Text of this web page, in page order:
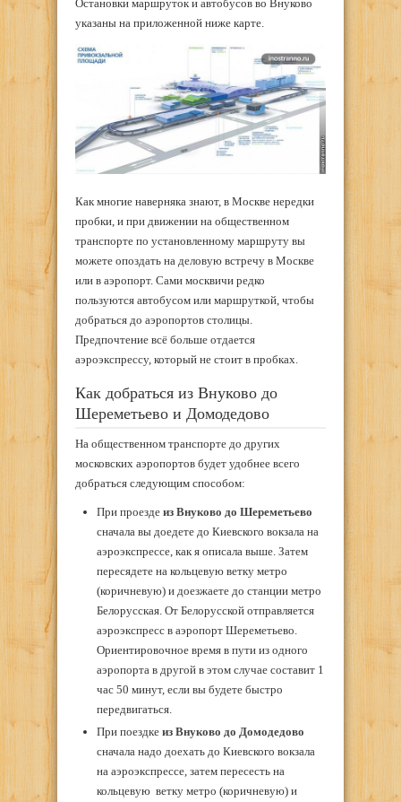
Остановки маршруток и автобусов во Внуково
указаны на приложенной ниже карте.
Как многие наверняка знают, в Москве нередки
пробки, и при движении на общественном
транспорте по установленному маршруту вы
можете опоздать на деловую встречу в Москве
или в аэропорт. Сами москвичи редко
пользуются автобусом или маршруткой, чтобы
добраться до аэропортов столицы.
Предпочтение всё больше отдается
аэроэкспрессу, который не стоит в пробках.
Как добраться из Внуково до
Шереметьево и Домодедово
На общественном транспорте до других
московских аэропортов будет удобнее всего
добраться следующим способом:
При проезде из Внуково до Шереметьево
сначала вы доедете до Киевского вокзала на
аэроэкспрессе, как я описала выше. Затем
пересядете на кольцевую ветку метро
(коричневую) и доезжаете до станции метро
Белорусская. От Белорусской отправляется
аэроэкспресс в аэропорт Шереметьево.
Ориентировочное время в пути из одного
аэропорта в другой в этом случае составит 1
час 50 минут, если вы будете быстро
передвигаться.
При поездке из Внуково до Домодедово
сначала надо доехать до Киевского вокзала
на аэроэкспрессе, затем пересесть на
кольцевую ветку метро (коричневую) и